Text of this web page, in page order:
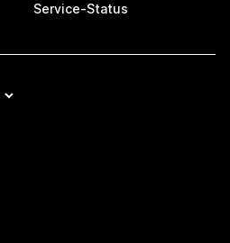
Service-Status